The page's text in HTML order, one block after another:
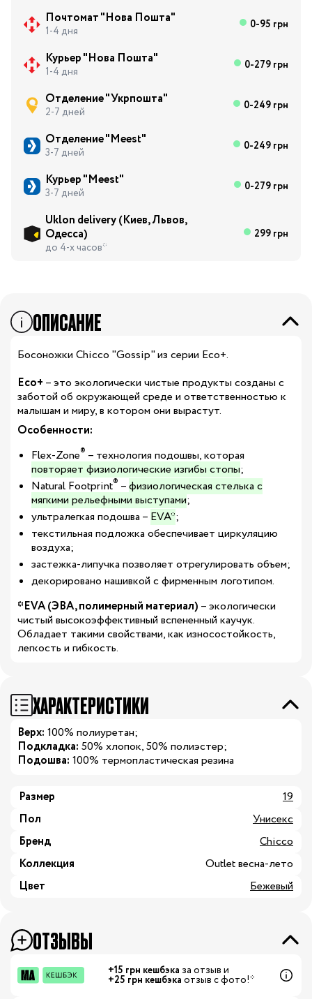
Почтомат "Нова Пошта"
1-4 дня 0-95 грн
Курьер "Нова Пошта"
1-4 дня 0-279 грн
Отделение "Укрпошта"
2-7 дней 0-249 грн
Отделение "Meest"
3-7 дней 0-249 грн
Курьер "Meest"
3-7 дней 0-279 грн
Uklon delivery (Киев, Львов,
Одесса)
до 4-х часов*
299 грн
ОПИСАНИЕ
Босоножки Chicco "Gossip" из серии Eco+.
Eco+ – это экологически чистые продукты созданы с
заботой об окружающей среде и ответственностью к
малышам и миру, в котором они вырастут.
Особенности:
Flex-Zone® – технология подошвы, которая
повторяет физиологические изгибы стопы;
Natural Footprint® –физиологическая стелька с
мягкими рельефными выступами;
ультралегкая подошва – EVA*;
текстильная подложка обеспечивает циркуляцию
воздуха;
застежка-липучка позволяет отрегулировать объем;
декорировано нашивкой с фирменным логотипом.
*EVA (ЭВА, полимерный материал) – экологически
чистый высокоэффективный вспененный каучук.
Обладает такими свойствами, как износостойкость,
легкость и гибкость.
ХАРАКТЕРИСТИКИ
Верх: 100% полиуретан;
Подкладка: 50% хлопок, 50% полиэстер;
Подошва: 100% термопластическая резина
Размер
19
Пол
Унисекс
Бренд
Chicco
Коллекция
Outlet весна-лето
Цвет
Бежевый
ОТЗЫВЫ
+15 грн кешбэка за отзыв и
+25 грн кешбэка отзыв с фото!*